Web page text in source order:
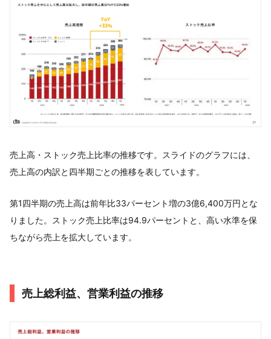
売上高・ストック売上比率の推移です。スライドのグラフには、
売上高の内訳と四半期ごとの推移を表しています。
第1四半期の売上高は前年比33パーセント増の3億6,400万円とな
りました。ストック売上比率は94.9パーセントと、高い水準を保
ちながら売上を拡大しています。
売上総利益、営業利益の推移